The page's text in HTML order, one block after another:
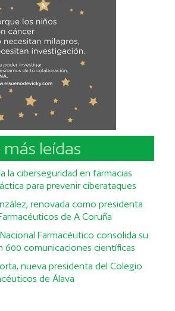
leídas
la ciberseguridad en farmacias
para prevenir ciberataques
renovada como presidenta
de A Coruña
Farmacéutico consolida su
600 comunicaciones científicas
nueva presidenta del Colegio
de Álava